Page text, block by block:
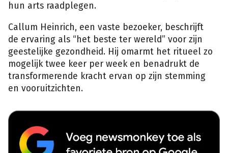
hun arts raadplegen.
Callum Heinrich, een vaste bezoeker, beschrijft
de ervaring als “het beste ter wereld” voor zijn
geestelijke gezondheid. Hij omarmt het ritueel zo
mogelijk twee keer per week en benadrukt de
transformerende kracht ervan op zijn stemming
en vooruitzichten.